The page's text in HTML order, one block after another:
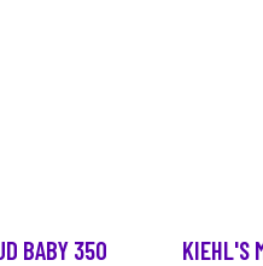
BABY 350
KIEHL'S